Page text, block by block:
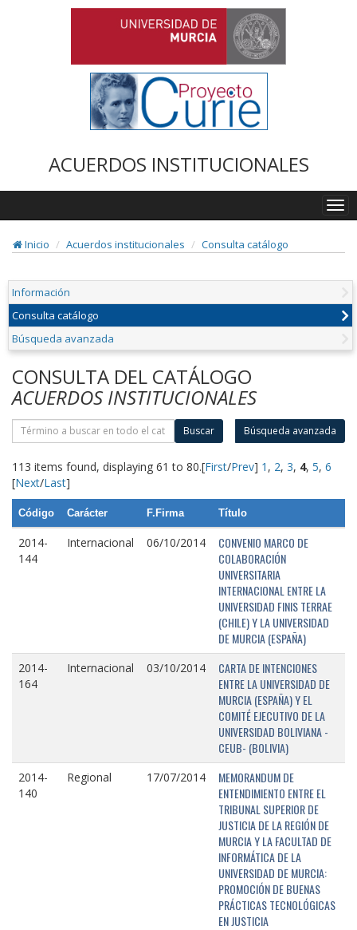
ACUERDOS INSTITUCIONALES
Inicio
Acuerdos institucionales Consulta catálogo
Información
Consulta catálogo
Búsqueda avanzada
CONSULTA DEL CATÁLOGO
ACUERDOS INSTITUCIONALES
Buscar Búsqueda avanzada
113 items found, displaying 61 to 80.[First/Prev] 1 , 2, 3, 4, 5, 6
[Next/Last]
Código Carácter F.Firma Título
2014-
144
Internacional 06/10/2014
CONVENIO MARCO DE
COLABORACIÓN
UNIVERSITARIA
INTERNACIONAL ENTRE LA
UNIVERSIDAD FINIS TERRAE
(CHILE) Y LA UNIVERSIDAD
DE MURCIA (ESPAÑA)
2014-
164
Internacional 03/10/2014
CARTA DE INTENCIONES
ENTRE LA UNIVERSIDAD DE
MURCIA (ESPAÑA) Y EL
COMITÉ EJECUTIVO DE LA
UNIVERSIDAD BOLIVIANA -
CEUB- (BOLIVIA)
2014-
140
Regional 17/07/2014
MEMORANDUM DE
ENTENDIMIENTO ENTRE EL
TRIBUNAL SUPERIOR DE
JUSTICIA DE LA REGIÓN DE
MURCIA Y LA FACULTAD DE
INFORMÁTICA DE LA
UNIVERSIDAD DE MURCIA:
PROMOCIÓN DE BUENAS
PRÁCTICAS TECNOLÓGICAS
EN JUSTICIA